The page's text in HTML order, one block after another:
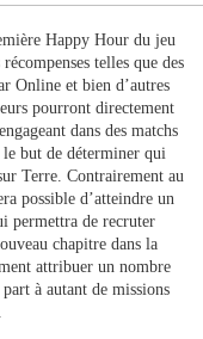
Happy Hour du jeu
telles que des
Online et bien d’autres
pourront directement
dans des matchs
le but de déterminer qui
Terre. Contrairement au
possible d’atteindre un
permettra de recruter
chapitre dans la
attribuer un nombre
à autant de missions